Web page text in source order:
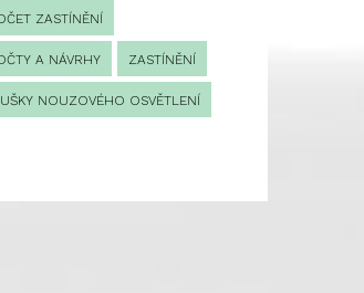
ZASTÍNĚNÍ
A NÁVRHY ZASTÍNĚNÍ
NOUZOVÉHO OSVĚTLENÍ